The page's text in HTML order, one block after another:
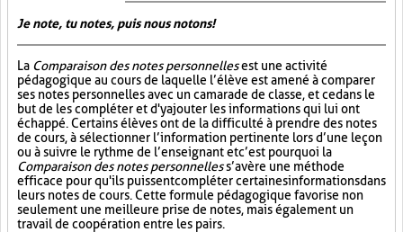
Je note, tu notes, puis nous notons!
La Comparaison des notes personnellesest une activité
pédagogique au cours de laquelle l’élève est amené à comparer
ses notes personnelles avec un camarade de classe, et ce dans le
but de les compléter et d'y ajouter les informations qui lui ont
échappé. Certains élèves ont de la difficulté à prendre des notes
de cours, à sélectionner l’information pertinente lors d’une leçon
ou à suivre le rythme de l’enseignant et c’est pourquoi la
Comparaison des notes personnelless’avère une méthode
efficace pour qu'ils puissent compléter certaines informations dans
leurs notes de cours. Cette formule pédagogique favorise non
seulement une meilleure prise de notes, mais également un
travail de coopération entre les pairs.